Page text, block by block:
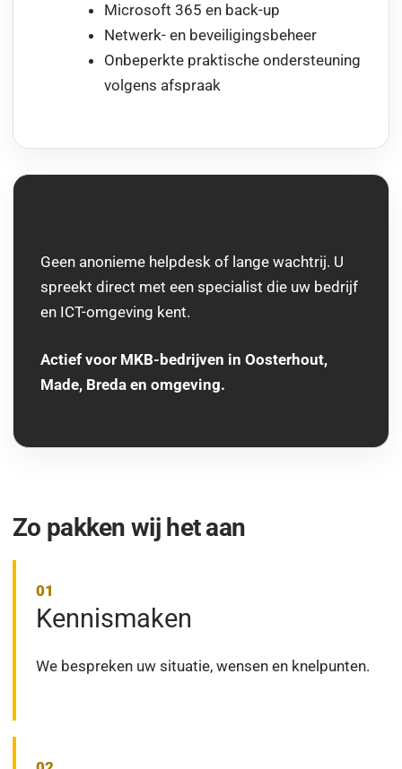
Microsoft 365 en back-up
Netwerk- en beveiligingsbeheer
Onbeperkte praktische ondersteuning
volgens afspraak
Geen anonieme helpdesk of lange wachtrij. U
spreekt direct met een specialist die uw bedrijf
en ICT-omgeving kent.
Actief voor MKB-bedrijven in Oosterhout,
Made, Breda en omgeving.
Zo pakken wij het aan
Kennismaken
We bespreken uw situatie, wensen en knelpunten.